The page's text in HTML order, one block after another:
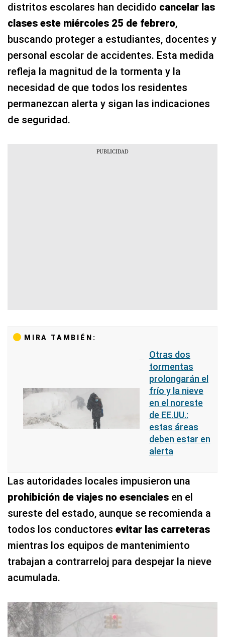
distritos escolares han decidido cancelar las
clases este miércoles 25 de febrero,
buscando proteger a estudiantes, docentes y
personal escolar de accidentes. Esta medida
refleja la magnitud de la tormenta y la
necesidad de que todos los residentes
permanezcan alerta y sigan las indicaciones
de seguridad.
MIRA TAMBIÉN:
Otras dos
tormentas
prolongarán el
frío y la nieve
en el noreste
de EE.UU.:
estas áreas
deben estar en
alerta
Las autoridades locales impusieron una
prohibición de viajes no esenciales en el
sureste del estado, aunque se recomienda a
todos los conductores evitar las carreteras
mientras los equipos de mantenimiento
trabajan a contrarreloj para despejar la nieve
acumulada.